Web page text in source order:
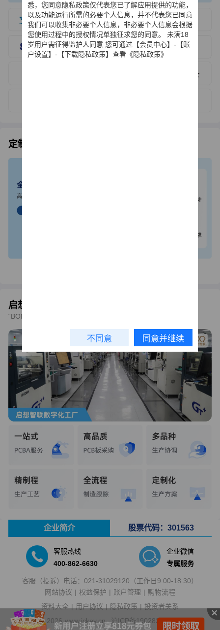
定制化电子产品方案设计
启想智联PCBA制造
“BOM+PCB+SMT”一站式电子制造服务平台
企业简介 股票代码：301563
客服热线
400-862-6630
企业微信
专属服务
客服（投诉）电话： 021-31029120 （工作日9:00-18:30）
网站协议
权益保护 账户管理
购物流程
资料大全
用户协议 隐私政策
投资者关系
2026 www.ickey.cn
沪ICP备19028250号-2
悉，您同意隐私政策仅代表您已了解应用提供的功能，
以及功能运行所需的必要个人信息，并不代表您已同意
我们可以收集非必要个人信息，非必要个人信息会根据
您使用过程中的授权情况单独征求您的同意。 未满18
岁用户需征得监护人同意 您可通过【会员中心】-【账
户设置】-【下载隐私政策】查看《隐私政策》
不同意 同意并继续